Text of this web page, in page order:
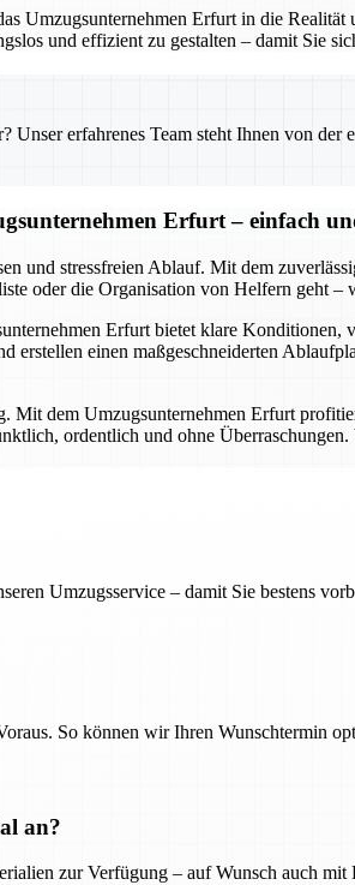
Umzugsunternehmen Erfurt in die
und effizient zu gestalten – damit Sie
Unser erfahrenes Team steht Ihnen von
Erfurt – einfach
und stressfreien Ablauf. Mit dem
oder die Organisation von Helfern geht
Erfurt bietet klare
erstellen einen maßgeschneiderten
Mit dem Umzugsunternehmen Erfurt
ordentlich und ohne
Umzugsservice – damit Sie bestens
So können wir Ihren Wunschtermin
an?
zur Verfügung – auf Wunsch auch mit